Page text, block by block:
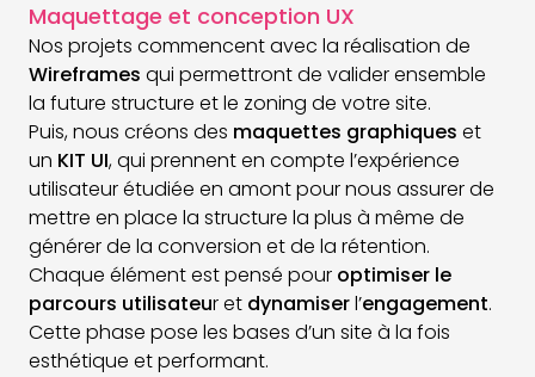
Maquettage et conception UX
Nos projets commencent avec la réalisation de
Wireframes qui permettront de valider ensemble
la future structure et le zoning de votre site.
Puis, nous créons des maquettes graphiques et
un KIT UI, qui prennent en compte l’expérience
utilisateur étudiée en amont pour nous assurer de
mettre en place la structure la plus à même de
générer de la conversion et de la rétention.
Chaque élément est pensé pour optimiser le
parcours utilisateur et dynamiserl’engagement.
Cette phase pose les bases d’un site à la fois
esthétique et performant.